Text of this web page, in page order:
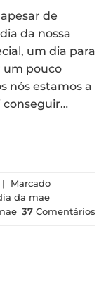
de
da nossa
um dia para
um pouco
nós estamos a
conseguir…
|
Marcado
da mae
37 Comentários